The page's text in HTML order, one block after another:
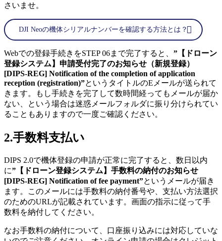
さいませ。
DJI Neoの機体シリアルナンバーを確認する方法とは？
Webでの登録手続きをSTEP 06まで完了すると、 ”【ドローン
登録システム】申請受付完了のお知らせ（新規登録）
[DIPS-REG] Notification of the completion of application
reception (registration)”というタイトルのEメールが送られて
きます。もし手続きを完了して数時間経ってもメールが届か
ない、という場合は迷惑メールフォルダに振り分けられてい
ることもありますので一度ご確認ください。
2.手数料支払い
DIPS 2.0で機体登録の申請が正常に完了すると、数日以内
に”【ドローン登録システム】手数料の納付のお知らせ
[DIPS-REG] Notification of fee payment”というメールが届き
ます。このメールには手数料の納付番号や、支払い方法選択
のためのURLが記載されています。画面の指示に従って手
数料を納付してください。
なお手数料の納付について、口座振り込みには対応していな